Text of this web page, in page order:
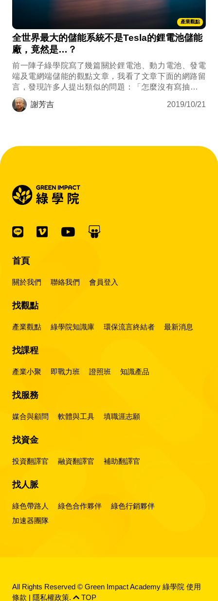
產業觀點
全世界最大的儲能系統不是Tesla的鋰電池儲能
廠，竟然是…？
前一陣子綠學院寫了幾篇關於鋰電池、動力電池、發電
端及電網端儲能的觀點文章，我看了文章下面的網路留
言，發現許多人提出類似的問題：「怎麼沒有寫抽蓄水
力儲能，這可是最大的儲能系統哩！」先別急，我們今
天就來把之前的文章串起來，理解各種儲能方式，比較
謝芳吉 2019/10/21
首頁
關於我們 聯絡我們 會員登入
找觀點
產業觀點 綠學院知識庫 環保流言終結者 最新消息
找課程
產業小聚 即戰力班 證照班 知識產品
找服務
媒合與顧問 軟體與工具 填職涯志願
找資金
投資翻譯官 融資翻譯官 補助翻譯官
找人脈
綠色帶路人 綠色合作夥伴
綠色行銷夥伴
加速器團隊
All Rights Reserved © Green Impact Academy 綠學院 使用
條款 | 隱私權政策. TOP